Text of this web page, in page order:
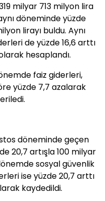
milyar 713 milyon lira
döneminde yüzde
lirayı buldu. Aynı
de yüzde 16,6 arttı
hesaplandı.
faiz giderleri,
yüzde 7,7 azalarak
döneminde geçen
20,7 artışla 100 milyar
sosyal güvenlik
ise yüzde 20,7 arttı
kaydedildi.